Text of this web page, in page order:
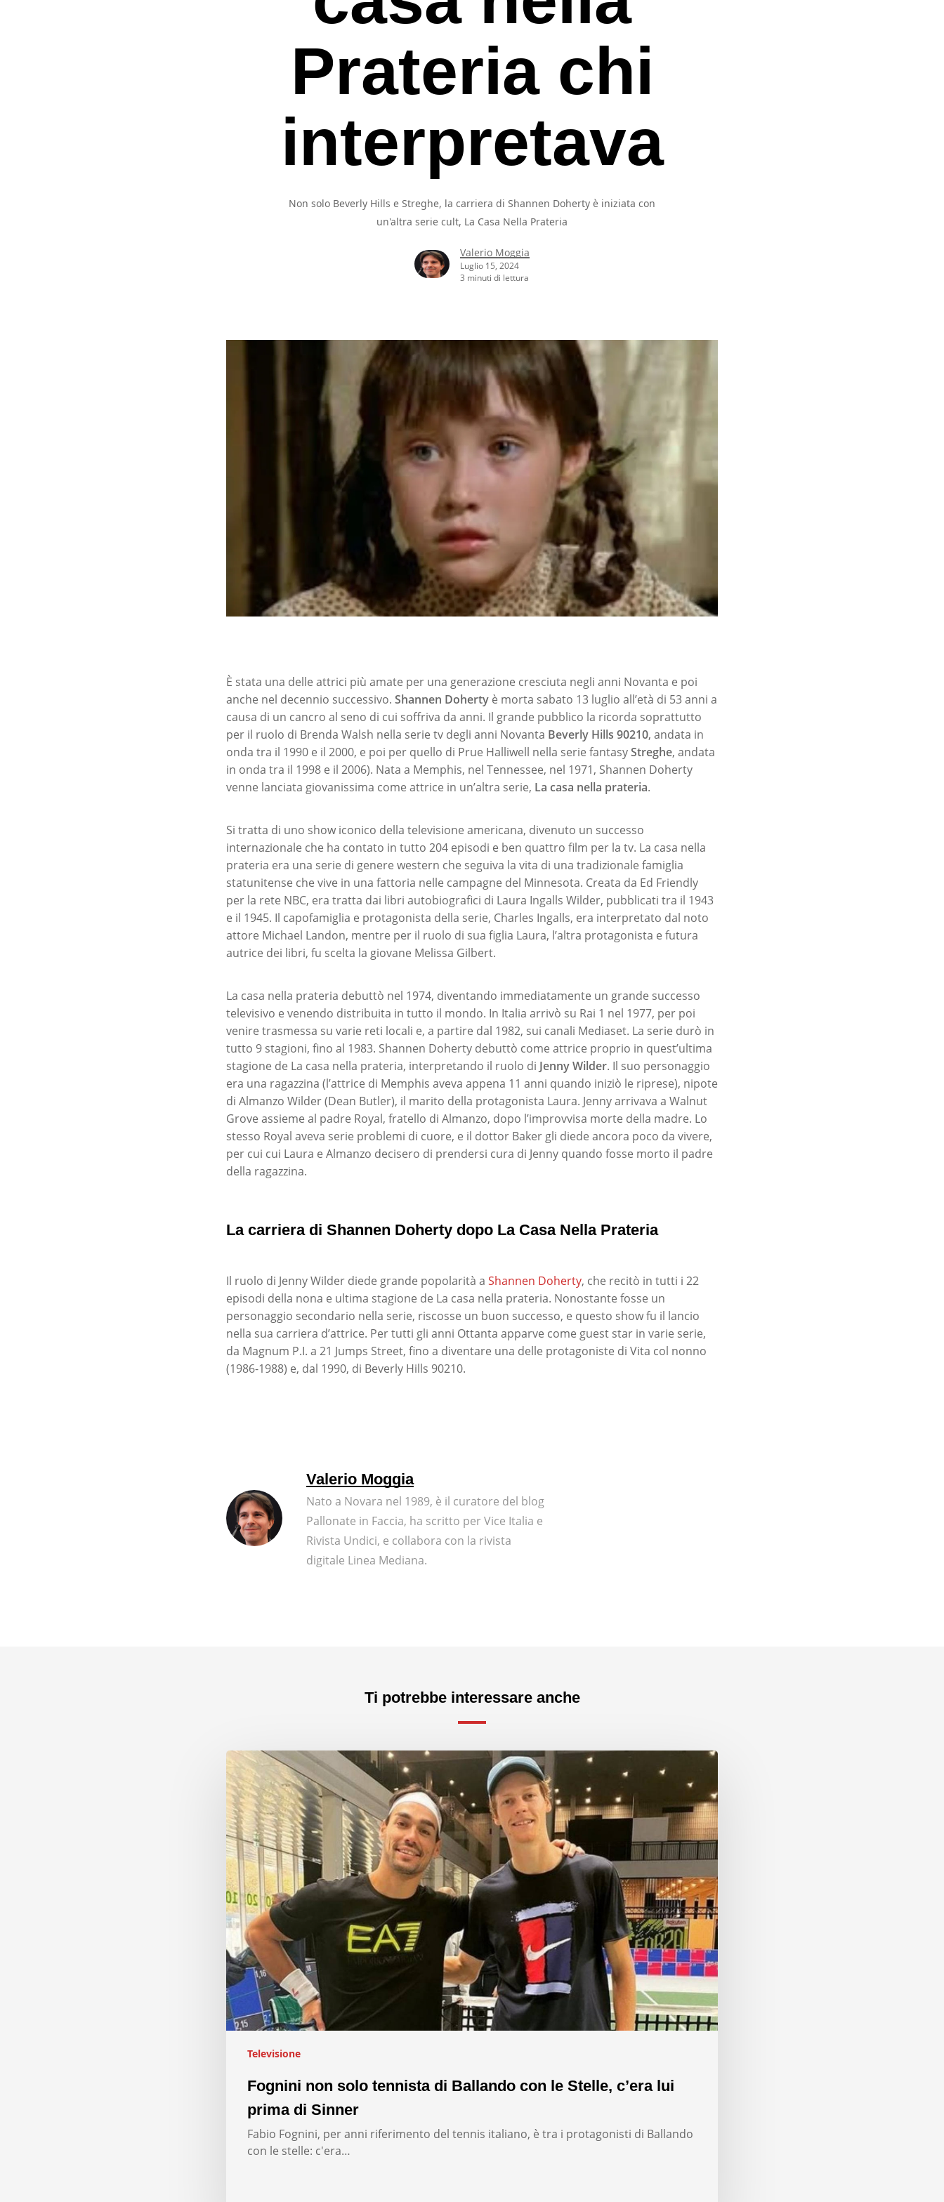
Prateria chi
interpretava
Non solo Beverly Hills e Streghe, la carriera di Shannen Doherty è iniziata con
un'altra serie cult, La Casa Nella Prateria
Valerio Moggia
Luglio 15, 2024
3 minuti di lettura
È stata una delle attrici più amate per una generazione cresciuta negli anni Novanta e poi
anche nel decennio successivo. Shannen Doherty è morta sabato 13 luglio all’età di 53 anni a
causa di un cancro al seno di cui soffriva da anni. Il grande pubblico la ricorda soprattutto
per il ruolo di Brenda Walsh nella serie tv degli anni Novanta Beverly Hills 90210, andata in
onda tra il 1990 e il 2000, e poi per quello di Prue Halliwell nella serie fantasyStreghe, andata
in onda tra il 1998 e il 2006). Nata a Memphis, nel Tennessee, nel 1971, Shannen Doherty
venne lanciata giovanissima come attrice in un’altra serie, La casa nella prateria.
Si tratta di uno show iconico della televisione americana, divenuto un successo
internazionale che ha contato in tutto 204 episodi e ben quattro film per la tv. La casa nella
prateria era una serie di genere western che seguiva la vita di una tradizionale famiglia
statunitense che vive in una fattoria nelle campagne del Minnesota. Creata da Ed Friendly
per la rete NBC, era tratta dai libri autobiografici di Laura Ingalls Wilder, pubblicati tra il 1943
e il 1945. Il capofamiglia e protagonista della serie, Charles Ingalls, era interpretato dal noto
attore Michael Landon, mentre per il ruolo di sua figlia Laura, l’altra protagonista e futura
autrice dei libri, fu scelta la giovane Melissa Gilbert.
La casa nella prateria debuttò nel 1974, diventando immediatamente un grande successo
televisivo e venendo distribuita in tutto il mondo. In Italia arrivò su Rai 1 nel 1977, per poi
venire trasmessa su varie reti locali e, a partire dal 1982, sui canali Mediaset. La serie durò in
tutto 9 stagioni, fino al 1983. Shannen Doherty debuttò come attrice proprio in quest’ultima
stagione de La casa nella prateria, interpretando il ruolo di Jenny Wilder. Il suo personaggio
era una ragazzina (l’attrice di Memphis aveva appena 11 anni quando iniziò le riprese), nipote
di Almanzo Wilder (Dean Butler), il marito della protagonista Laura. Jenny arrivava a Walnut
Grove assieme al padre Royal, fratello di Almanzo, dopo l’improvvisa morte della madre. Lo
stesso Royal aveva serie problemi di cuore, e il dottor Baker gli diede ancora poco da vivere,
per cui cui Laura e Almanzo decisero di prendersi cura di Jenny quando fosse morto il padre
della ragazzina.
La carriera di Shannen Doherty dopo La Casa Nella Prateria
Il ruolo di Jenny Wilder diede grande popolarità a Shannen Doherty, che recitò in tutti i 22
episodi della nona e ultima stagione de La casa nella prateria. Nonostante fosse un
personaggio secondario nella serie, riscosse un buon successo, e questo show fu il lancio
nella sua carriera d’attrice. Per tutti gli anni Ottanta apparve come guest star in varie serie,
da Magnum P.I. a 21 Jumps Street, fino a diventare una delle protagoniste di Vita col nonno
(1986-1988) e, dal 1990, di Beverly Hills 90210.
Valerio Moggia
Nato a Novara nel 1989, è il curatore del blog
Pallonate in Faccia, ha scritto per Vice Italia e
Rivista Undici, e collabora con la rivista
digitale Linea Mediana.
Ti potrebbe interessare anche
Televisione
Fognini non solo tennista di Ballando con le Stelle, c’era lui
prima di Sinner
Fabio Fognini, per anni riferimento del tennis italiano, è tra i protagonisti di Ballando
con le stelle: c'era…